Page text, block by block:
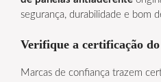
segurança, durabilidade e bom
Verifique a certificação
Marcas de confiança trazem